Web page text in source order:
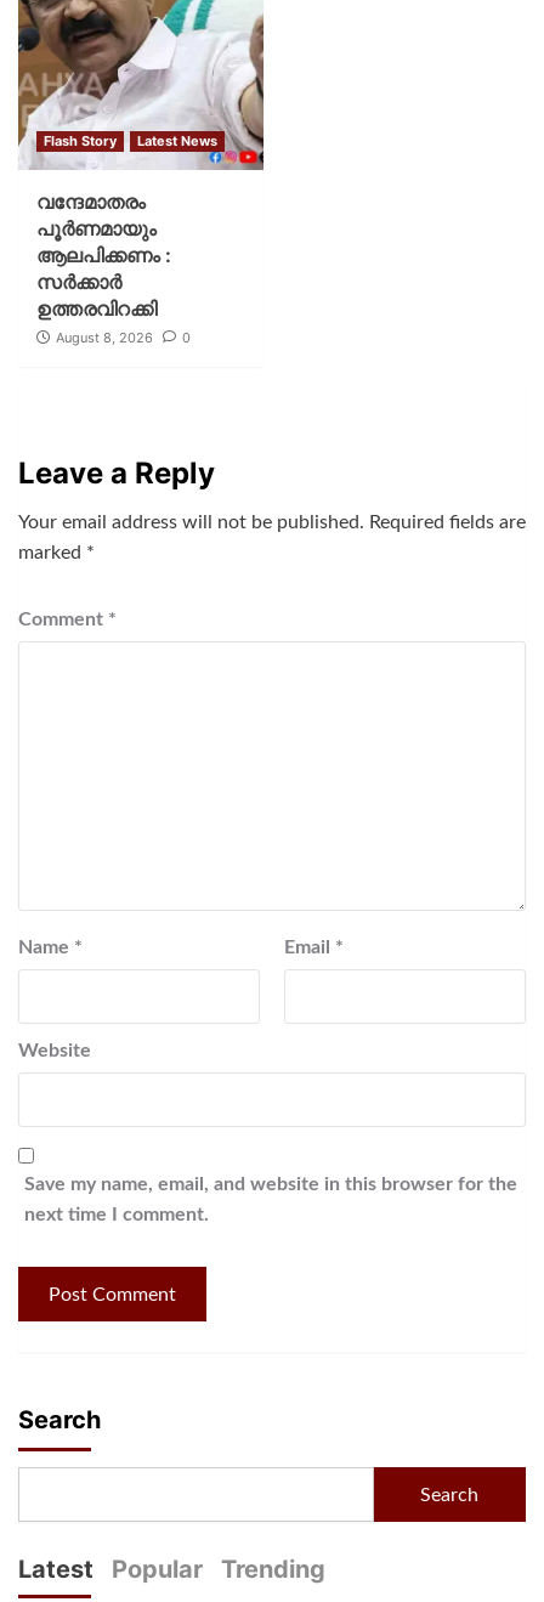
Flash Story Latest News
വന്ദേമാതരം
പൂര്‍ണമായും
ആലപിക്കണം :
സര്‍ക്കാര്‍
ഉത്തരവിറക്കി
August 8, 2026 0
Leave a Reply
Your email address will not be published. Required fields are
marked *
Comment *
Name * Email *
Website
Save my name, email, and website in this browser for the
next time I comment.
Search
Search
Latest Popular Trending